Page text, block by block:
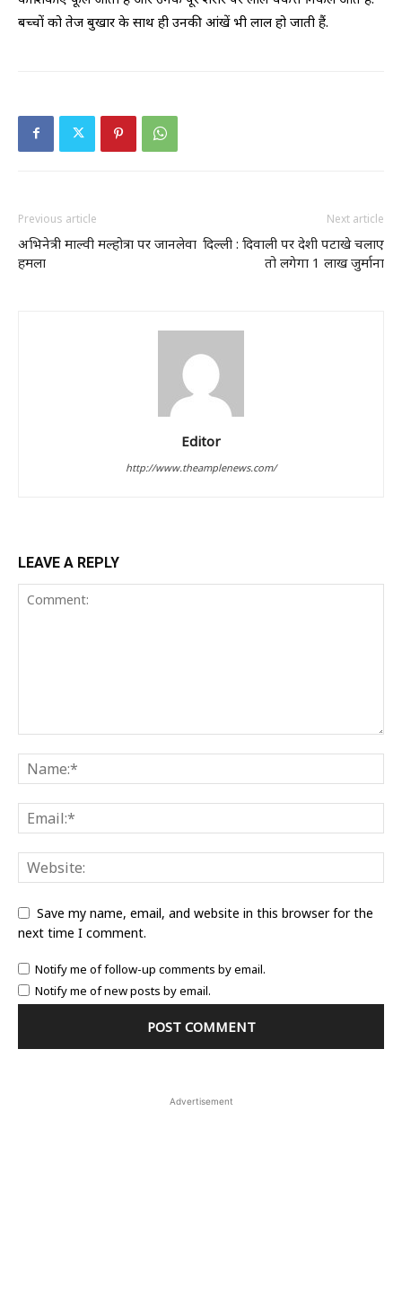
बच्चों को तेज बुखार के साथ ही उनकी आंखें भी लाल हो जाती हैं.
Previous article
अभिनेत्री माल्वी मल्होत्रा पर जानलेवा
हमला
Next article
दिल्ली : दिवाली पर देशी पटाखे चलाए
तो लगेगा 1 लाख जुर्माना
Editor
http://www.theamplenews.com/
LEAVE A REPLY
Save my name, email, and website in this browser for the
next time I comment.
Notify me of follow-up comments by email.
Notify me of new posts by email.
Advertisement